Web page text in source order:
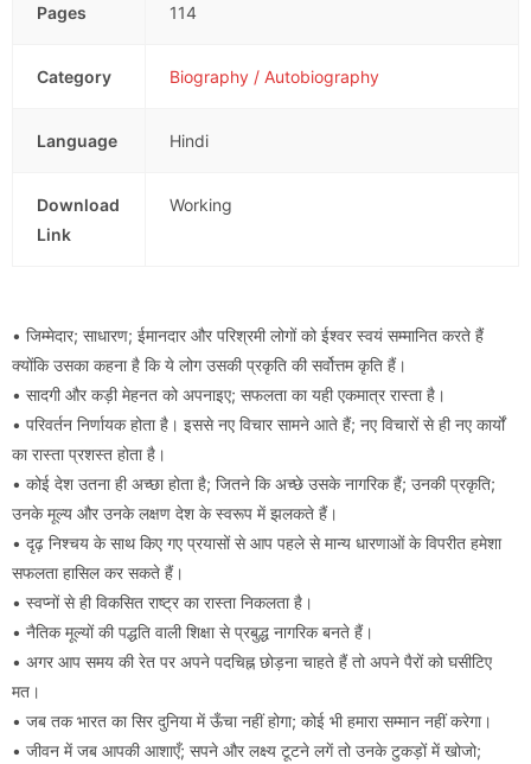
Pages 114
Category Biography / Autobiography
Language Hindi
Download
Link
Working
• जिम्मेदार; साधारण; ईमानदार और परिश्रमी लोगों को ईश्वर स्वयं सम्मानित करते हैं
क्योंकि उसका कहना है कि ये लोग उसकी प्रकृति की सर्वोत्तम कृति हैं।
• सादगी और कड़ी मेहनत को अपनाइए; सफलता का यही एकमात्र रास्ता है।
• परिवर्तन निर्णायक होता है। इससे नए विचार सामने आते हैं; नए विचारों से ही नए कार्यों
का रास्ता प्रशस्त होता है।
• कोई देश उतना ही अच्छा होता है; जितने कि अच्छे उसके नागरिक हैं; उनकी प्रकृति;
उनके मूल्य और उनके लक्षण देश के स्वरूप में झलकते हैं।
• दृढ़ निश्चय के साथ किए गए प्रयासों से आप पहले से मान्य धारणाओं के विपरीत हमेशा
सफलता हासिल कर सकते हैं।
• स्वप्नों से ही विकसित राष्ट्र का रास्ता निकलता है।
• नैतिक मूल्यों की पद्धति वाली शिक्षा से प्रबुद्ध नागरिक बनते हैं।
• अगर आप समय की रेत पर अपने पदचिह्न छोड़ना चाहते हैं तो अपने पैरों को घसीटिए
मत।
• जब तक भारत का सिर दुनिया में ऊँचा नहीं होगा; कोई भी हमारा सम्मान नहीं करेगा।
• जीवन में जब आपकी आशाएँ; सपने और लक्ष्य टूटने लगें तो उनके टुकड़ों में खोजो;